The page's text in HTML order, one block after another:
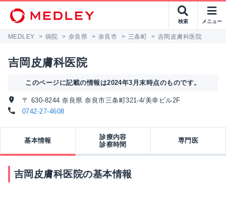
検索 メニュー
MEDLEY > 病院 > 奈良県 > 奈良市 > 三条町 > 吉岡皮膚科医院
吉岡皮膚科医院
このページに記載の情報は2024年3月末時点のものです。
〒 630-8244 奈良県 奈良市三条町321-4/美幸ビル2F
0742-27-4608
基本情報
診療内容
診察時間
専門医
吉岡皮膚科医院の基本情報